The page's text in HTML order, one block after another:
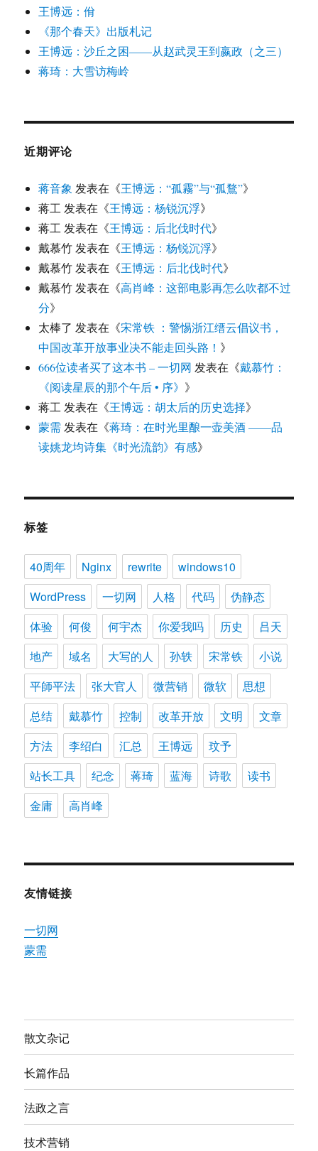
王博远：佾
《那个春天》出版札记
王博远：沙丘之困——从赵武灵王到嬴政（之三）
蒋琦：大雪访梅岭
近期评论
蒋音象 发表在《王博远：“孤霧”与“孤鶩”》
蒋工 发表在《王博远：杨锐沉浮》
蒋工 发表在《王博远：后北伐时代》
戴慕竹 发表在《王博远：杨锐沉浮》
戴慕竹 发表在《王博远：后北伐时代》
戴慕竹 发表在《高肖峰：这部电影再怎么吹都不过
分》
太棒了 发表在《宋常铁 ：警惕浙江缙云倡议书，
中国改革开放事业决不能走回头路！ 》
666位读者买了这本书 – 一切网 发表在《戴慕竹：
《阅读星辰的那个午后 • 序》 》
蒋工 发表在《王博远：胡太后的历史选择》
蒙需 发表在《蒋琦：在时光里酿一壶美酒 ——品
读姚龙均诗集《时光流韵》有感》
标签
40周年 Nginx rewrite
windows10
WordPress
一切网 人格 代码
伪静态
体验
何俊 何宇杰 你爱我吗 历史
吕天
地产
域名 大写的人 孙轶 宋常铁
小说
平師平法
张大官人 微营销 微软
思想
总结
戴慕竹 控制 改革开放 文明
文章
方法
李绍白 汇总 王博远
玟予
站长工具
纪念 蒋琦 蓝海 诗歌
读书
金庸
高肖峰
友情链接
一切网
蒙需
散文杂记
长篇作品
法政之言
技术营销